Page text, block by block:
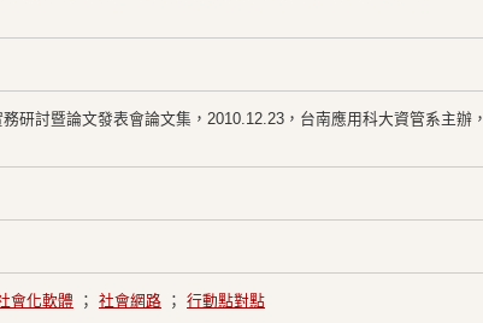
研討暨論文發表會論文集，2010.12.23，台南應用科大資管系主辦，
會化軟體 ； 社會網路 ； 行動點對點